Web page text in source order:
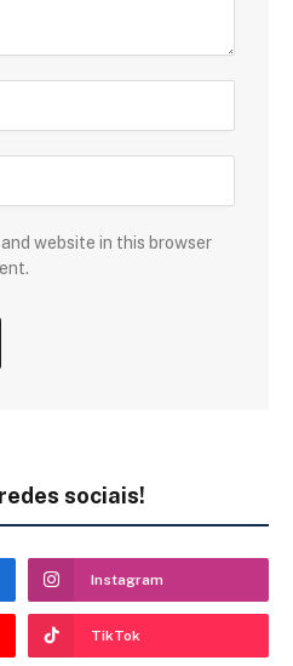
and website in this browser
sociais!
Instagram
TikTok